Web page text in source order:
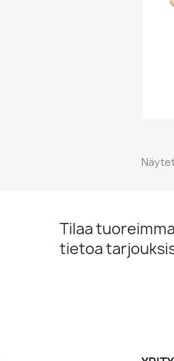
Tilaa
tietoa